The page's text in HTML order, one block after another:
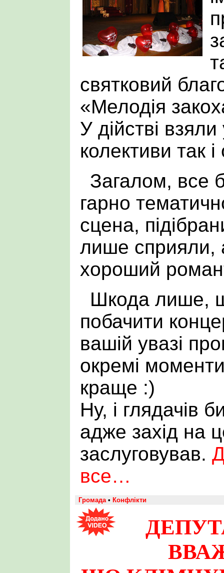
святковий
«Мелодія
У дійстві
колективи так
Загалом, все
гарно
сцена,
лише сприяли,
хороший
Шкода лише,
побачити
вашій увазі
окремі
краще :)
Ну, і глядачів
адже захід на
заслуговував.
все…
Громада• Конфлікти